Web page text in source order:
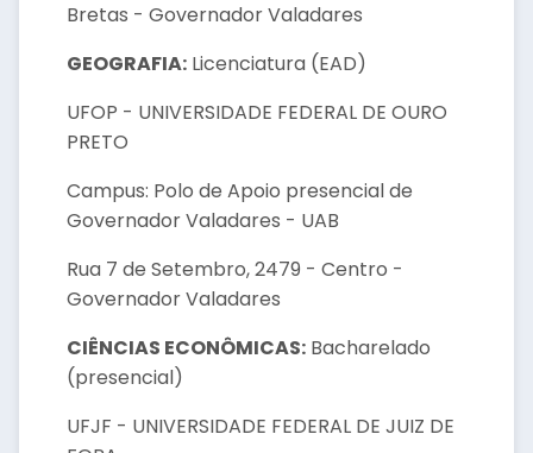
Bretas - Governador Valadares
GEOGRAFIA: Licenciatura (EAD)
UFOP - UNIVERSIDADE FEDERAL DE OURO
PRETO
Campus: Polo de Apoio presencial de
Governador Valadares - UAB
Rua 7 de Setembro, 2479 - Centro -
Governador Valadares
CIÊNCIAS ECONÔMICAS: Bacharelado
(presencial)
UFJF - UNIVERSIDADE FEDERAL DE JUIZ DE